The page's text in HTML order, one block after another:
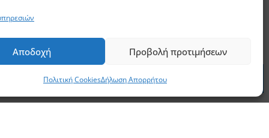
Αποδοχή Προβολή προτιμήσεων
Πολιτική CookiesΔήλωση ΑπορρήτουΣΤΕΙΛΕ ΤΟ ΒΙΟΓΡΑΦΙΚΟ ΣΟΥ